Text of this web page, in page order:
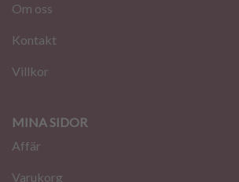
Om oss
Kontakt
Villkor
MINA SIDOR
Affär
Varukorg